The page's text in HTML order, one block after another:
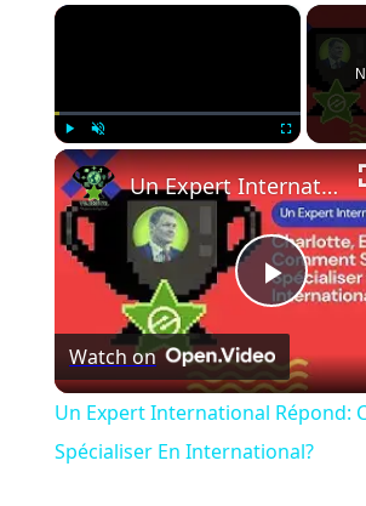
×
Play Unmute Fullscreen
Play
Video
Un Expert International Répond: Comment Se Spécialiser En International?
Watch on
Un Expert International Répond:
Spécialiser En International?